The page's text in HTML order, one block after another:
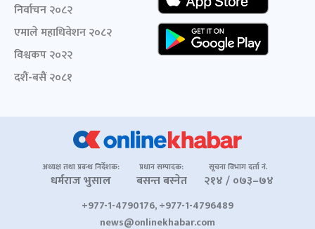
निर्वाचन २०८२
एमाले महाधिवेशन २०८२
विश्वकप २०२२
दशैं-बसैं २०८१
अध्यक्ष तथा प्रबन्ध निर्देशक:
धर्मराज भुसाल
प्रधान सम्पादक:
बसन्त बस्नेत
सूचना विभाग दर्ता नं.
२१४ / ०७३–७४
+977-1-4790176, +977-1-4796489
news@onlinekhabar.com